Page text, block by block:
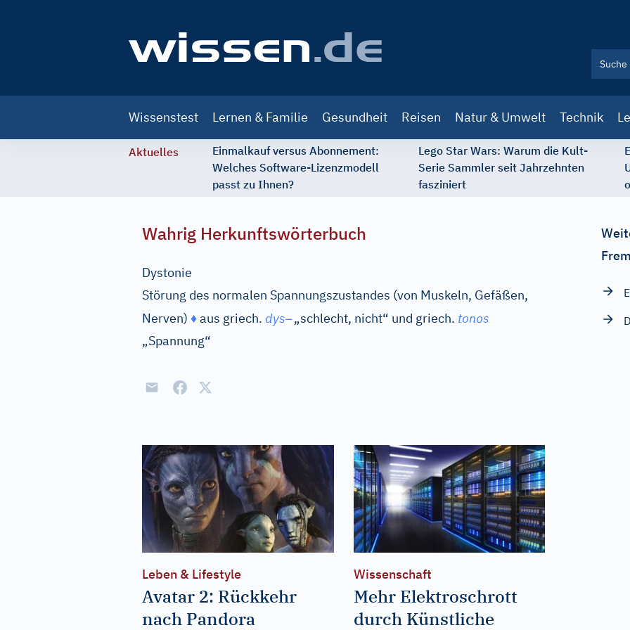
navigation
Wissenstest Lernen & Familie Gesundheit Reisen Natur & Umwelt Technik
Aktuelles
Einmalkauf versus Abonnement:
Welches Software-Lizenzmodell
passt zu Ihnen?
Lego Star Wars: Warum die Kult-
Serie Sammler seit Jahrzehnten
fasziniert
Wahrig Herkunftswörterbuch
Dystonie
Störung des normalen Spannungszustandes (von Muskeln, Gefäßen,
Nerven) ♦aus griech. dys–„schlecht, nicht“ und griech. tonos
„Spannung“
Leben & Lifestyle
Avatar 2: Rückkehr
nach Pandora
Wissenschaft
Mehr Elektroschrott
durch Künstliche